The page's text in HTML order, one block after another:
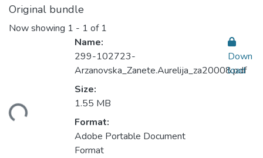
Original bundle
Now showing 1 - 1 of 1
Name:
299-102723-
Arzanovska_Zanete.Aurelija_za20008.pdf
Size:
1.55 MB
Format:
Adobe Portable Document
Format
Down
load